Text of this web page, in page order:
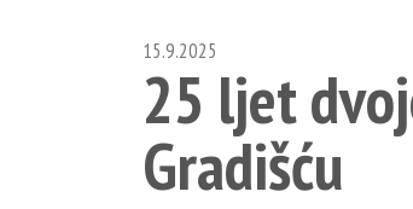
15.9.2025
25 ljet
Gradišću